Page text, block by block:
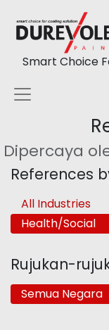
Smart Choice
Dipercaya
References
All Industries
Health/Social
Rujukan-
Semua Negara